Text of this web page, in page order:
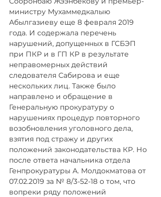
министру Мухаммедкалыю
Абылгазиеву еще 8 февраля 2019
года. И содержала перечень
нарушений, допущенных в ГСБЭП
при ПКР и в ГП КР в результате
неправомерных действий
следователя Сабирова и еще
нескольких лиц. Также было
направлено и обращение в
Генеральную прокуратуру о
нарушениях процедур повторного
возобновления уголовного дела,
взятия под стражу и других
положений законодательства КР. Но
после ответа начальника отдела
Генпрокуратуры А. Молдокматова от
07.02.2019 за № 8/3-52-18 о том, что
вопреки ряду положений